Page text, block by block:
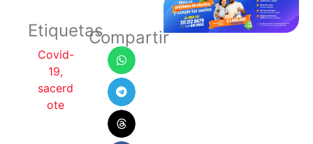
Etiquetas
Covid-
19,
sacerd
ote
Compartir